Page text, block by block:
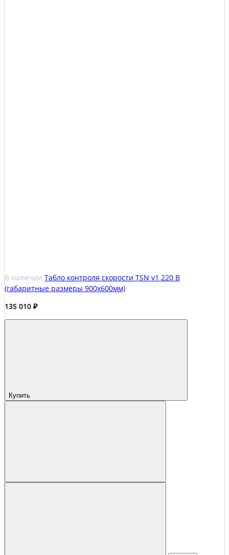
В наличии Табло контроля скорости TSN v1 220 В
(габаритные размеры 900х600мм)
135 010 ₽
Купить